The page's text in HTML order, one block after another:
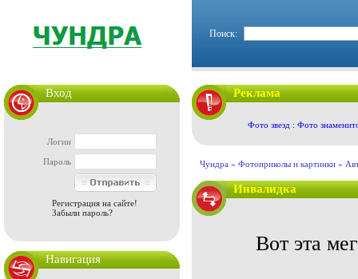
Поиск:
Вход
Логин
Пароль
Регистрация на сайте!
Забыли пароль?
Навигация
Реклама
Фото звезд : Фото
Чундра » Фотоприколы и картинки »
Инвалидка
Вот эта